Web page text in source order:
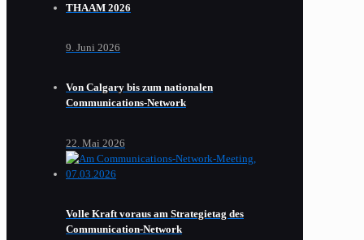
THAAM 2026
9. Juni 2026
Von Calgary bis zum nationalen
Communications-Network
22. Mai 2026
Volle Kraft voraus am Strategietag des
Communication-Network